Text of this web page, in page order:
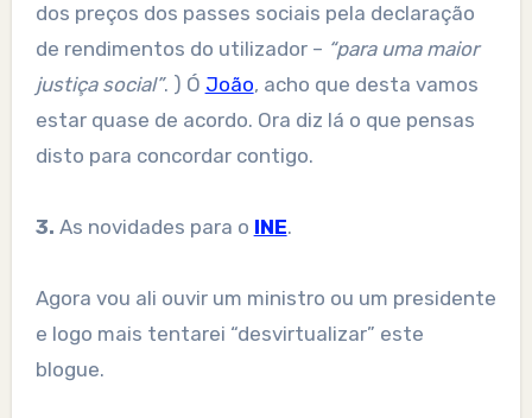
dos preços dos passes sociais pela declaração
de rendimentos do utilizador – “para uma maior
justiça social”. ) Ó João, acho que desta vamos
estar quase de acordo. Ora diz lá o que pensas
disto para concordar contigo.
3. As novidades para o INE.
Agora vou ali ouvir um ministro ou um presidente
e logo mais tentarei “desvirtualizar” este
blogue.